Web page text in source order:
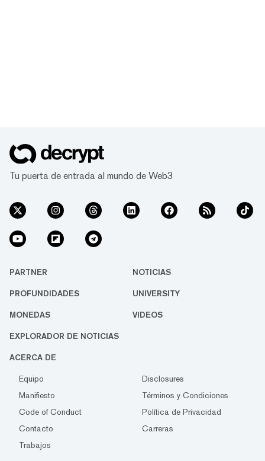
Tu puerta de entrada al mundo de Web3
PARTNER NOTICIAS
PROFUNDIDADES UNIVERSITY
MONEDAS VIDEOS
EXPLORADOR DE NOTICIAS
ACERCA DE
Equipo
Disclosures
Manifiesto
Términos y Condiciones
Code of Conduct
Política de Privacidad
Contacto
Carreras
Trabajos